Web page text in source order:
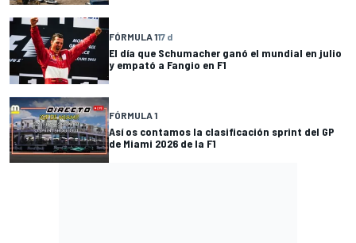
FÓRMULA 117 d
El día que Schumacher ganó el mundial en julio
y empató a Fangio en F1
FÓRMULA 1
Así os contamos la clasificación sprint del GP
de Miami 2026 de la F1